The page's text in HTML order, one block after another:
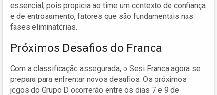
essencial, pois propicia ao time um contexto de confiança
e de entrosamento, fatores que são fundamentais nas
fases eliminatórias.
Próximos Desafios do Franca
Com a classificação assegurada, o Sesi Franca agora se
prepara para enfrentar novos desafios. Os próximos
jogos do Grupo D ocorrerão entre os dias 7 e 9 de